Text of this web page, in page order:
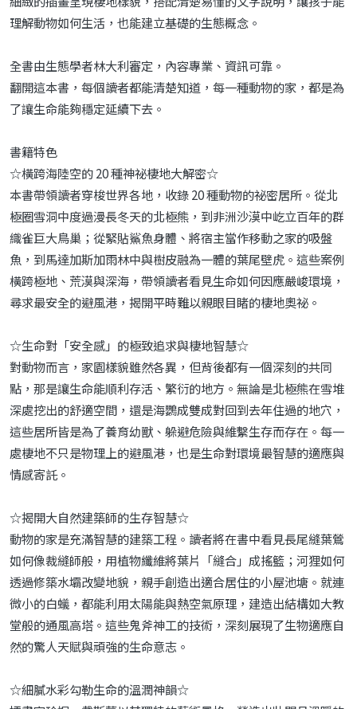
理解動物如何生活，也能建立基礎的生態概念。
全書由生態學者林大利審定，內容專業、資訊可靠。
翻開這本書，每個讀者都能清楚知道，每一種動物的家，都是為
了讓生命能夠穩定延續下去。
書籍特色
☆橫跨海陸空的 20 種神祕棲地大解密☆
本書帶領讀者穿梭世界各地，收錄 20 種動物的祕密居所。從北
極圈雪洞中度過漫長冬天的北極熊，到非洲沙漠中屹立百年的群
織雀巨大鳥巢；從緊貼鯊魚身體、將宿主當作移動之家的吸盤
魚，到馬達加斯加雨林中與樹皮融為一體的葉尾壁虎。這些案例
橫跨極地、荒漠與深海，帶領讀者看見生命如何因應嚴峻環境，
尋求最安全的避風港，揭開平時難以親眼目睹的棲地奧祕。
☆生命對「安全感」的極致追求與棲地智慧☆
對動物而言，家園樣貌雖然各異，但背後都有一個深刻的共同
點，那是讓生命能順利存活、繁衍的地方。無論是北極熊在雪堆
深處挖出的舒適空間，還是海鸚成雙成對回到去年住過的地穴，
這些居所皆是為了養育幼獸、躲避危險與維繫生存而存在。每一
處棲地不只是物理上的避風港，也是生命對環境最智慧的適應與
情感寄託。
☆揭開大自然建築師的生存智慧☆
動物的家是充滿智慧的建築工程。讀者將在書中看見長尾縫葉鶯
如何像裁縫師般，用植物纖維將葉片「縫合」成搖籃；河狸如何
透過修築水壩改變地貌，親手創造出適合居住的小屋池塘。就連
微小的白蟻，都能利用太陽能與熱空氣原理，建造出結構如大教
堂般的通風高塔。這些鬼斧神工的技術，深刻展現了生物適應自
然的驚人天賦與頑強的生命意志。
☆細膩水彩勾勒生命的溫潤神韻☆